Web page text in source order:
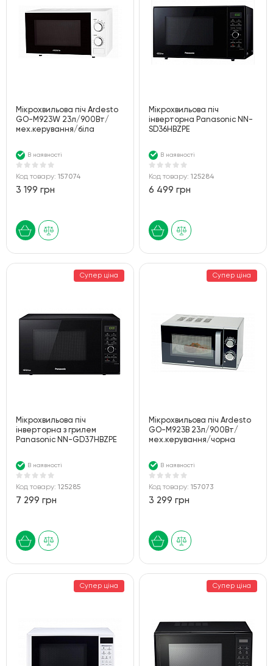
Мiкрохвильова пiч Ardesto
GO-M923W 23л/900Вт/
мех.керування/біла
В наявності
Код товару: 157074
3 199 грн
Мікрохвильова піч
інверторна Panasonic NN-
SD36HBZPE
В наявності
Код товару:125284
6 499 грн
Супер ціна
Мікрохвильова піч
інверторна з грилем
Panasonic NN-GD37HBZPE
В наявності
Код товару: 125285
7 299 грн
Супер ціна
Мiкрохвильова пiч Ardesto
GO-M923B 23л/900Вт/
мех.керування/чорна
В наявності
Код товару:157073
3 299 грн
Супер ціна Супер ціна